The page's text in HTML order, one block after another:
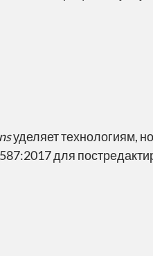
уделяет технологиям,
для